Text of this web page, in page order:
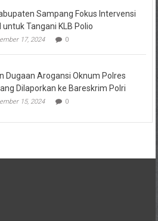
Sampang Fokus Intervensi
untuk Tangani KLB Polio
17, 2024 0
Dugaan Arogansi Oknum Polres
Dilaporkan ke Bareskrim Polri
15, 2024 0